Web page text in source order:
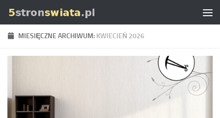
Skip to content
MIESIĘCZNE ARCHIWUM: KWIECIEŃ 2026